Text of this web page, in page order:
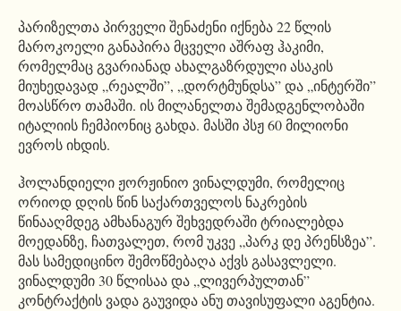
პარიზელთა პირველი შენაძენი იქნება 22 წლის
მაროკოელი განაპირა მცველი აშრაფ ჰაკიმი,
რომელმაც გვარიანად ახალგაზრდული ასაკის
მიუხედავად „რეალში”, „დორტმუნდსა” და „ინტერში”
მოასწრო თამაში. ის მილანელთა შემადგენლობაში
იტალიის ჩემპიონიც გახდა. მასში პსჟ 60 მილიონი
ევროს იხდის.
ჰოლანდიელი ჟორჟინიო ვინალდუმი, რომელიც
ორიოდ დღის წინ საქართველოს ნაკრების
წინააღმდეგ ამხანაგურ შეხვედრაში ტრიალებდა
მოედანზე, ჩათვალეთ, რომ უკვე „პარკ დე პრენსზეა”.
მას სამედიცინო შემოწმებაღა აქვს გასავლელი.
ვინალდუმი 30 წლისაა და „ლივერპულთან”
კონტრაქტის ვადა გაუვიდა ანუ თავისუფალი აგენტია.